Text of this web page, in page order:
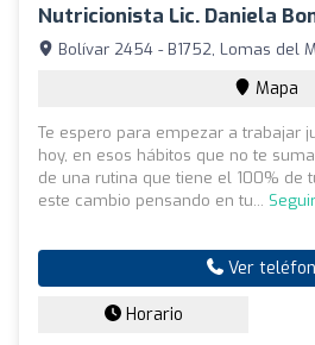
Nutricionista Lic. Daniela
Bolívar 2454 - B1752, Lomas del
Mapa
Te espero para empezar a trabajar
hoy, en esos hábitos que no te
de una rutina que tiene el 100% de
este cambio pensando en tu...
Ver
Horario